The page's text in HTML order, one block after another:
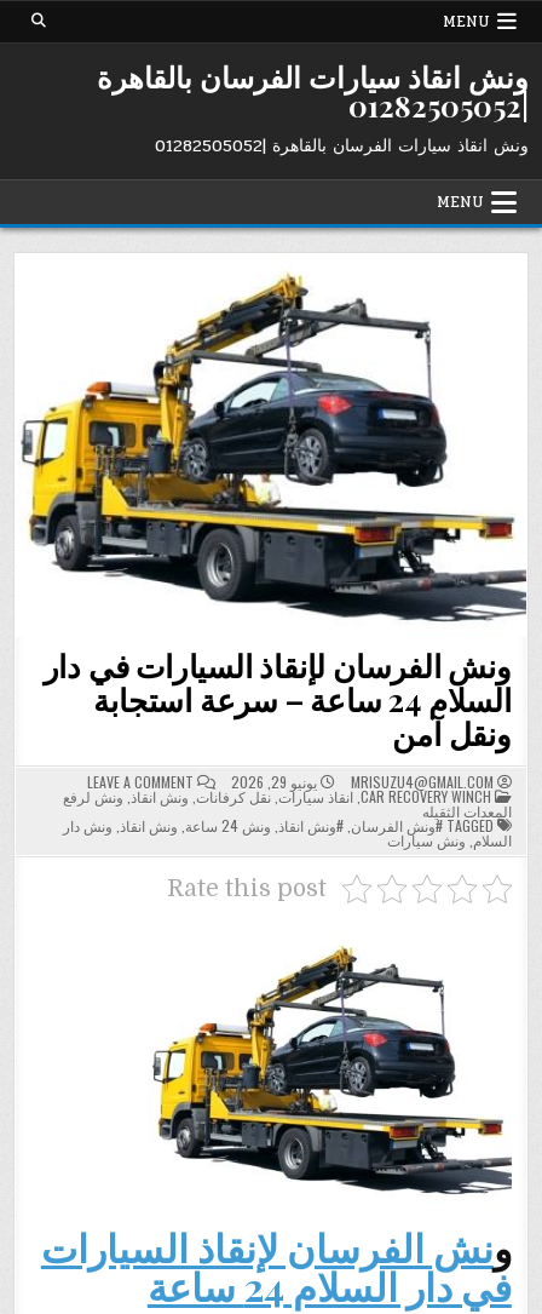
Skip
MENU
ونش انقاذ سيارات الفرسان بالقاهرة
|01282505052
ونش انقاذ سيارات الفرسان بالقاهرة |01282505052
MENU
ونش الفرسان لإنقاذ السيارات في دار
السلام 24 ساعة – سرعة استجابة
ونقل آمن
MRISUZU4@GMAIL.COM يونيو 29, 2026 LEAVE A COMMENT
ON
ونش
الفرسان
لإنقاذ
السيارات
في
POSTED
IN
CAR RECOVERY WINCH
,انقاذ سيارات ,نقل كرفانات ونش انقاذ ونش لرفع
المعدات الثقيله
#ونش الفرسان ,#ونش انقاذ ونش 24 ساعة ونش انقاذ ونش دار
السلام ونش سيارات
Rate this post
ونش الفرسان لإنقاذ السيارات
في دار السلام 24 ساعة